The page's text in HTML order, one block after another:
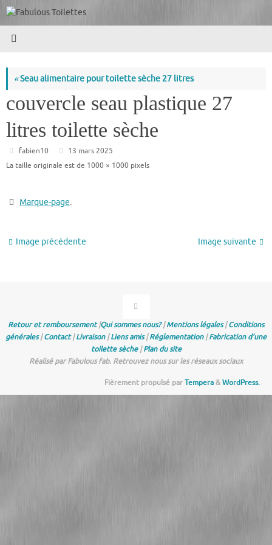
Passer
au
contenu
«Seau alimentaire pour toilette sèche 27 litres
couvercle seau plastique 27
litres toilette sèche
fabien10
13 mars 2025
La taille originale est de 1000 × 1000 pixels
Marque-page.
Image précédente Image suivante
Retour et remboursement|Qui sommes nous?|Mentions légales|Conditions
générales|Contact|Livraison|Liens amis|Réglementation|Fabrication d’une
toilette sèche|Plan du site
Réalisé par Fabulous fab. Retrouvez nous sur les réseaux sociaux
Fièrement propulsé parTempera&WordPress.